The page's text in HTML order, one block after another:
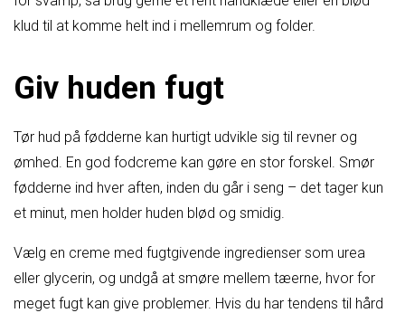
klud til at komme helt ind i mellemrum og folder.
Giv huden fugt
Tør hud på fødderne kan hurtigt udvikle sig til revner og
ømhed. En god fodcreme kan gøre en stor forskel. Smør
fødderne ind hver aften, inden du går i seng – det tager kun
et minut, men holder huden blød og smidig.
Vælg en creme med fugtgivende ingredienser som urea
eller glycerin, og undgå at smøre mellem tæerne, hvor for
meget fugt kan give problemer. Hvis du har tendens til hård